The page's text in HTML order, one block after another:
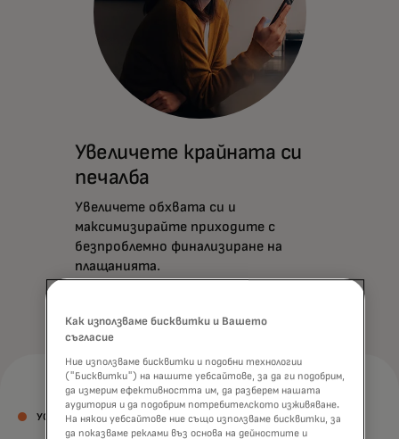
Увеличете крайната си
печалба
Увеличете обхвата си и
максимизирайте приходите с
безпроблемно финализиране на
плащанията.
УСЛУГИ ЗА ПЛАЩАНЕ ПРИ ФИНАЛИЗИРАНЕ
Как използваме бисквитки и Вашето
съгласие
Ние използваме бисквитки и подобни технологии
("Бисквитки") на нашите уебсайтове, за да ги подобрим,
да измерим ефективността им, да разберем нашата
аудитория и да подобрим потребителското изживяване.
На някои уебсайтове ние също използваме бисквитки, за
да показваме реклами въз основа на дейностите и